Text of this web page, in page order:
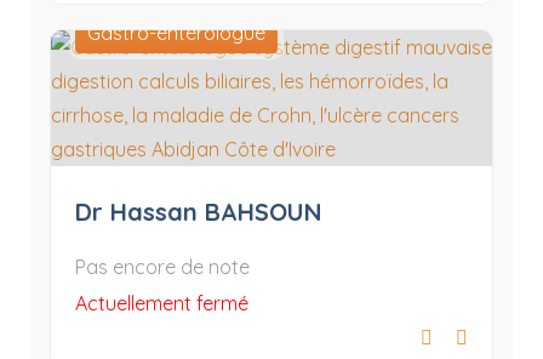
Gastro-entérologue
Dr Hassan BAHSOUN
Pas encore de note
Actuellement fermé